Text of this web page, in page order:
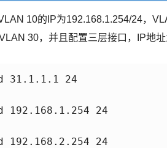
10的IP为192.168.1.254/24，
30，并且配置三层接口，IP地
31.1.1.1 24
192.168.1.254 24
192.168.2.254 24